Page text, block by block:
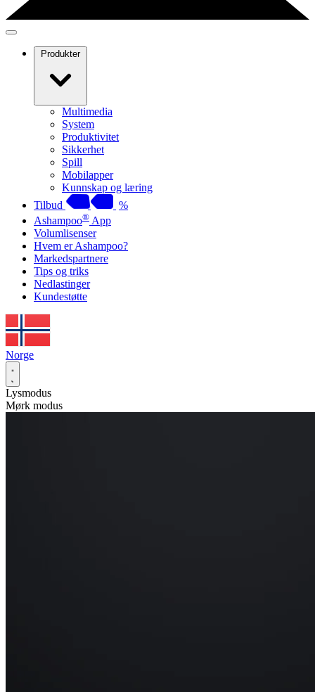
Produkter
Multimedia
System
Produktivitet
Sikkerhet
Spill
Mobilapper
Kunnskap og læring
Tilbud
%
Ashampoo® App
Volumlisenser
Hvem er Ashampoo?
Markedspartnere
Tips og triks
Nedlastinger
Kundestøtte
Norge
Lysmodus
Mørk modus